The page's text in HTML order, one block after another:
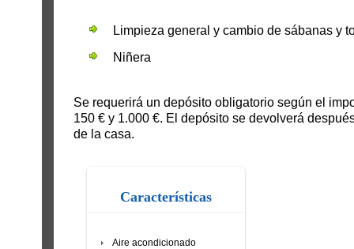
Limpieza general y cambio de sábanas y
Niñera
Se requerirá un depósito obligatorio según el
150 € y 1.000 €. El depósito se devolverá
de la casa.
Características
Aire acondicionado